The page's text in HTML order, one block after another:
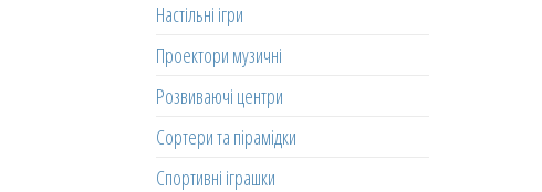
Настільні ігри
Проектори музичні
Розвиваючі центри
Сортери та пірамідки
Спортивні іграшки